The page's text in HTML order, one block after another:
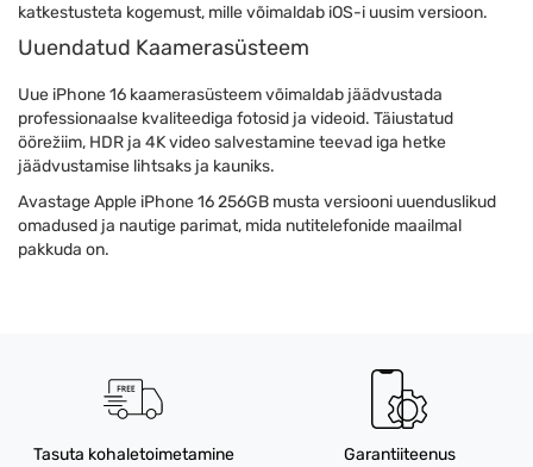
katkestusteta kogemust, mille võimaldab iOS-i uusim versioon.
Uuendatud Kaamerasüsteem
Uue iPhone 16 kaamerasüsteem võimaldab jäädvustada
professionaalse kvaliteediga fotosid ja videoid. Täiustatud
öörežiim, HDR ja 4K video salvestamine teevad iga hetke
jäädvustamise lihtsaks ja kauniks.
Avastage Apple iPhone 16 256GB musta versiooni uuenduslikud
omadused ja nautige parimat, mida nutitelefonide maailmal
pakkuda on.
Tasuta kohaletoimetamine
Garantiiteenus